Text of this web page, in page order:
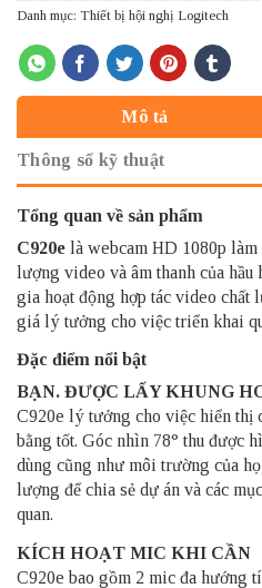
Danh mục: Thiết bị hội nghị Logitech
Mô tả
Thông số kỹ thuật
Tổng quan về sản phẩm
C920e là webcam HD 1080p
lượng video và âm thanh của hầu
gia hoạt động hợp tác video chất
giá lý tưởng cho việc triển khai
Đặc điểm nổi bật
BẠN. ĐƯỢC LẤY KHUNG
C920e lý tưởng cho việc hiển thị
bằng tốt. Góc nhìn 78° thu được
dùng cũng như môi trường của
lượng để chia sẻ dự án và các
quan.
KÍCH HOẠT MIC KHI CẦN
C920e bao gồm 2 mic đa hướng